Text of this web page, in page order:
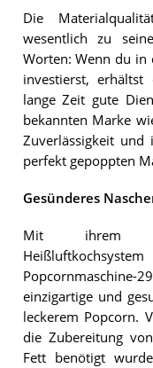
Die
wesentlich zu
Worten: Wenn du in
investierst,
lange Zeit gute
bekannten Marke
Zuverlässigkeit und
perfekt gepoppten
Gesünderes
Mit ihrem
einzigartige und
leckerem Popcorn.
die Zubereitung
Fett benötigt